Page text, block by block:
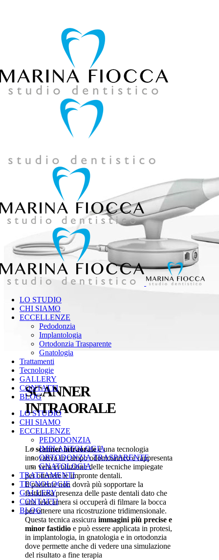
LO STUDIO
CHI SIAMO
ECCELLENZE
Pedodonzia
Implantologia
Ortodonzia Trasparente
Gnatologia
Trattamenti
Tecnologie
GALLERY
CONTATTI
BLOG
LO STUDIO
CHI SIAMO
ECCELLENZE
PEDODONZIA
IMPLANTOLOGIA
ORTODONZIA TRASPARENTE
GNATOLOGIA
TRATTAMENTI
TECNOLOGIE
GALLERY
CONTATTI
BLOG
SCANNER
INTRAORALE
Loscanner intraoraleè una tecnologia
innovativa in campo odontoiatrico e rappresenta
una vera evoluzione delle tecniche impiegate
per ottenere le impronte dentali.
Il paziente non dovrà più sopportare la
fastidiosa presenza delle paste dentali dato che
una telecamera si occuperà di filmare la bocca
per ottenere una ricostruzione tridimensionale.
Questa tecnica assicuraimmagini più precise e
minor fastidio e può essere applicata in protesi,
in implantologia, in gnatologia e in ortodonzia
dove permette anche di vedere una simulazione
del risultato a fine terapia